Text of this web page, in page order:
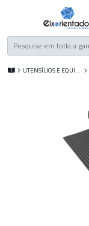
UTENSÍLIOS E EQUIP. DE LIMPEZA